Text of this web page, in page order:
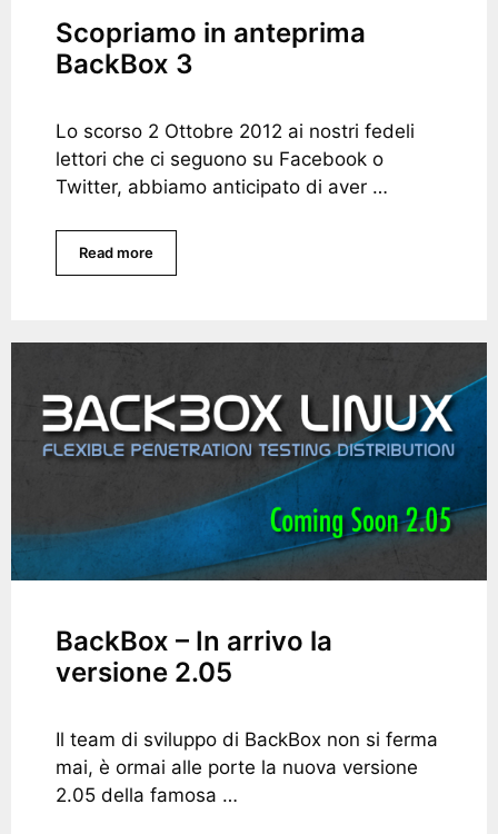
Scopriamo in anteprima
BackBox 3
Lo scorso 2 Ottobre 2012 ai nostri fedeli
lettori che ci seguono su Facebook o
Twitter, abbiamo anticipato di aver …
Read more
BackBox – In arrivo la
versione 2.05
Il team di sviluppo di BackBox non si ferma
mai, è ormai alle porte la nuova versione
2.05 della famosa …